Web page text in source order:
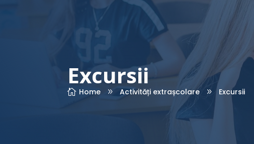
Excursii
 Home 9 Activități extrașcolare 9 Excursii